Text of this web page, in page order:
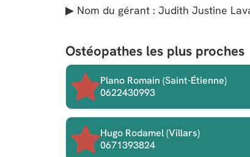
▶ Nom du gérant : Judith Justine
Ostéopathes les plus proches
Plano Romain (Saint-Étienne)
0622430993
Hugo Rodamel (Villars)
0671393824